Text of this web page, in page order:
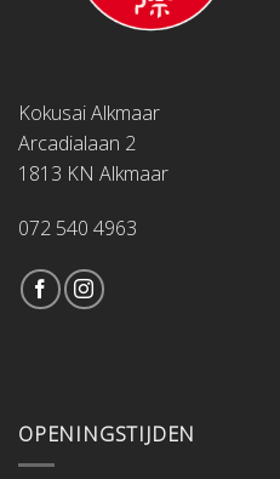
Kokusai Alkmaar
Arcadialaan 2
1813 KN Alkmaar
072 540 4963
OPENINGSTIJDEN